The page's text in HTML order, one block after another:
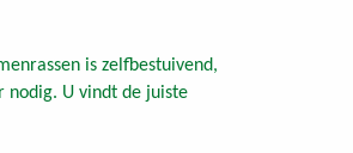
is zelfbestuivend,
nodig. U vindt de juiste